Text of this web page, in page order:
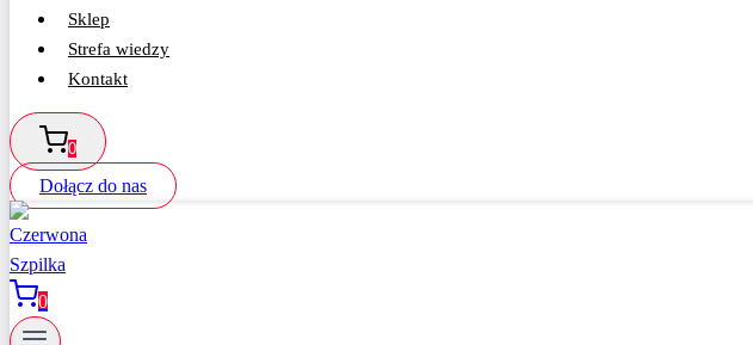
Sklep
Strefa wiedzy
Kontakt
0
Dołącz do nas
0